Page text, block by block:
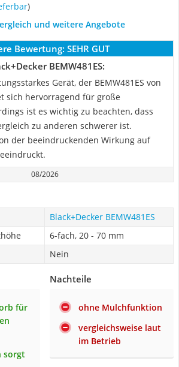
)
und weitere Angebote
Bewertung: SEHR GUT
BEMW481ES:
Gerät, der BEMW481ES von
sich hervorragend für große
ist es wichtig zu beachten, dass
zu anderen schwerer ist.
der beeindruckenden Wirkung auf
08/2026
Black+Decker BEMW481ES
6-fach, 20 - 70 mm
Nein
für
sorgt
Nachteile
ohne Mulchfunktion
vergleichsweise laut
im Betrieb